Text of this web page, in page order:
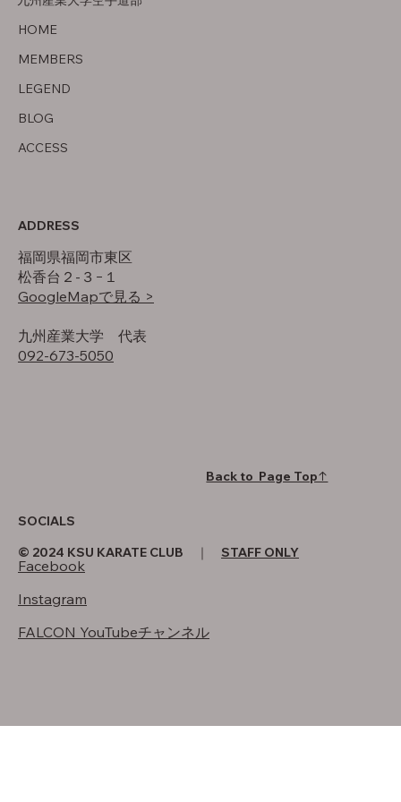
HOME
MEMBERS
LEGEND
BLOG
ACCESS
ADDRESS
福岡県福岡市東区
松香台２-３−１
GoogleMapで見る >
​九州産業大学 代表
092-673-5050
SOCIALS
Facebook
Instagram
FALCON YouTubeチャンネル
Back to Page Top↑
© 2024 KSU KARATE CLUB ｜ STAFF ONLY